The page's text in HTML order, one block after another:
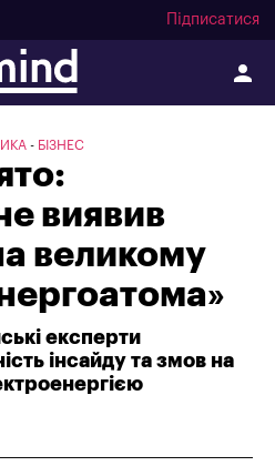
Підписатися
БІЗНЕС
виявив
великому
експерти
інсайду та змов на